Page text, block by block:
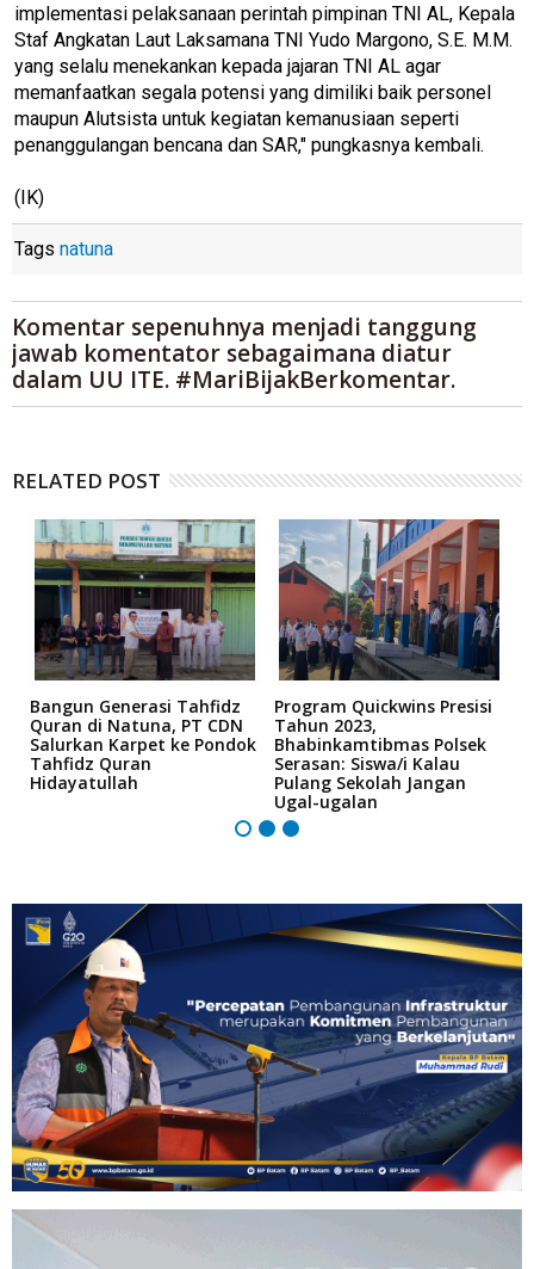
implementasi pelaksanaan perintah pimpinan TNI AL, Kepala
Staf Angkatan Laut Laksamana TNI Yudo Margono, S.E. M.M.
yang selalu menekankan kepada jajaran TNI AL agar
memanfaatkan segala potensi yang dimiliki baik personel
maupun Alutsista untuk kegiatan kemanusiaan seperti
penanggulangan bencana dan SAR," pungkasnya kembali.
(IK)
Tags natuna
Komentar sepenuhnya menjadi tanggung
jawab komentator sebagaimana diatur
dalam UU ITE. #MariBijakBerkomentar.
RELATED POST
Bangun Generasi Tahfidz
Quran di Natuna, PT CDN
Salurkan Karpet ke Pondok
Tahfidz Quran
Hidayatullah
Program Quickwins Presisi
Tahun 2023,
Bhabinkamtibmas Polsek
Serasan: Siswa/i Kalau
Pulang Sekolah Jangan
Ugal-ugalan